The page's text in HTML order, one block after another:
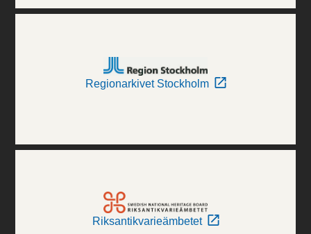
Regionarkivet Stockholm
Riksantikvarieämbetet